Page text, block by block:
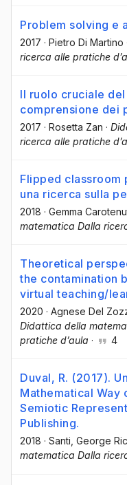
Problem solving e
2017 · Pietro Di Martino
ricerca alle pratiche
Il ruolo cruciale
comprensione dei
2017 · Rosetta Zan ·
ricerca alle pratiche
Flipped classroom
una ricerca sulla
2018 · Gemma
matematica Dalla
Theoretical
the contamination
virtual teaching/
2020 · Agnese Del
Didattica della
pratiche d’aula · 4
Duval, R. (2017).
Mathematical Way
Semiotic
Publishing.
2018 · Santi, George
matematica Dalla